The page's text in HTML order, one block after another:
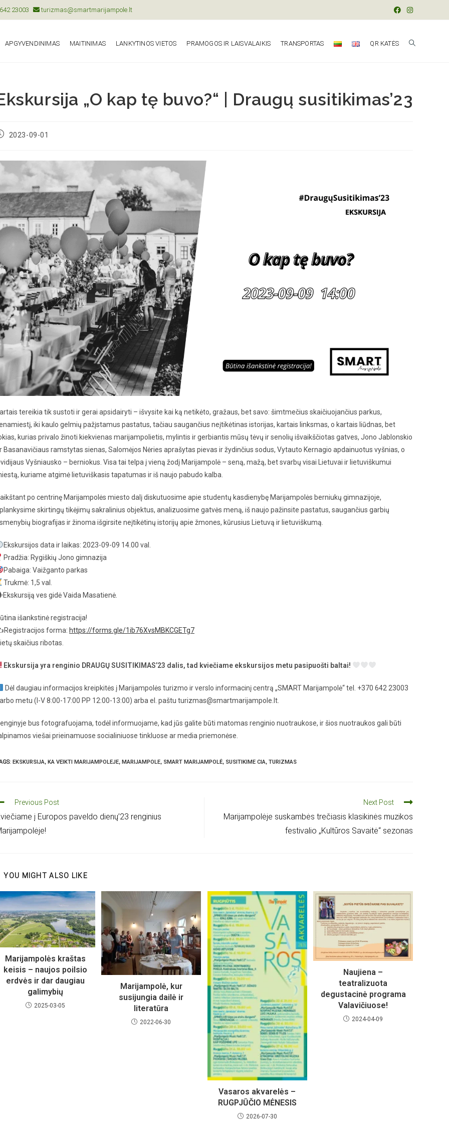
23003 turizmas@smartmarijampole.lt
APGYVENDINIMAS MAITINIMAS LANKYTINOS VIETOS PRAMOGOS IR LAISVALAIKIS TRANSPORTAS QR KATĖS
„O kap tę buvo?“ | Draugų susitikimas’23
2023-09-01
tereikia tik sustoti ir gerai apsidairyti – išvysite kai ką netikėto, gražaus, bet savo: šimtmečius skaičiuojančius parkus,
iki kaulo gelmių pažįstamus pastatus, tačiau saugančius neįtikėtinas istorijas, kartais linksmas, o kartais liūdnas, bet
kurias privalo žinoti kiekvienas marijampolietis, mylintis ir gerbiantis mūsų tėvų ir senolių išvaikščiotas gatves, Jono Jablonskio
Basanavičiaus ramstytas sienas, Salomėjos Nėries aprašytas pievas ir žydinčius sodus, Vytauto Kernagio apdainuotus vyšnias, o
Vyšniausko – berniokus. Visa tai telpa į vieną žodį Marijampolė – seną, mažą, bet svarbų visai Lietuvai ir lietuviškumui
kuriame atgimė lietuviškasis tapatumas ir iš naujo pabudo kalba.
po centrinę Marijampolės miesto dalį diskutuosime apie studentų kasdienybę Marijampolės berniukų gimnazijoje,
skirtingų tikėjimų sakralinius objektus, analizuosime gatvės meną, iš naujo pažinsite pastatus, saugančius garbių
biografijas ir žinoma išgirsite neįtikėtinų istorijų apie žmones, kūrusius Lietuvą ir lietuviškumą.
Ekskursijos data ir laikas: 2023-09-09 14.00 val.
Pradžia: Rygiškių Jono gimnazija
Pabaiga: Vaižganto parkas
Trukmė: 1,5 val.
ves gidė Vaida Masatienė.
išankstinė registracija!
forma: https://forms.gle/1ib76XvsMBKCGETg7
skaičius ribotas.
Ekskursija yra renginio DRAUGŲ SUSITIKIMAS’23 dalis, tad kviečiame ekskursijos metu pasipuošti baltai!
Dėl daugiau informacijos kreipkitės į Marijampolės turizmo ir verslo informacinį centrą „SMART Marijampolė“ tel. +370 642 23003
metu (I-V 8:00-17:00 PP 12:00-13:00) arba el. paštu turizmas@smartmarijampole.lt.
bus fotografuojama, todėl informuojame, kad jūs galite būti matomas renginio nuotraukose, ir šios nuotraukos gali būti
viešai prieinamuose socialiniuose tinkluose ar media priemonėse.
: EKSKURSIJA, KA VEIKTI MARIJAMPOLEJE, MARIJAMPOLE, SMART MARIJAMPOLĖ, SUSITIKIME CIA, TURIZMAS
Previous Post
į Europos paveldo dienų’23 renginius
Next Post
Marijampolėje suskambės trečiasis klasikinės muzikos
festivalio „Kultūros Savaitė“ sezonas
YOU MIGHT ALSO LIKE
Marijampolės kraštas
keisis – naujos poilsio
erdvės ir dar daugiau
galimybių
2025-03-05
Marijampolė, kur
susijungia dailė ir
literatūra
2022-06-30
Vasaros akvarelės –
RUGPJŪČIO MĖNESIS
2026-07-30
Naujiena –
teatralizuota
degustacinė programa
Valavičiuose!
2024-04-09